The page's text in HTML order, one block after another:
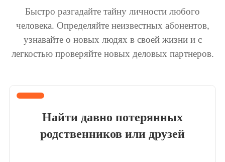
Быстро разгадайте тайну личности любого
человека. Определяйте неизвестных абонентов,
узнавайте о новых людях в своей жизни и с
легкостью проверяйте новых деловых партнеров.
Найти давно потерянных
родственников или друзей